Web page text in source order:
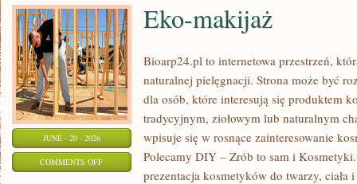
JUNE - 20 - 2026
COMMENTS OFFON
Eko-makijaż
Bioarp24.pl to internetowa przestrzeń,
naturalnej pielęgnacji. Strona może być
dla osób, które interesują się produktem
tradycyjnym, ziołowym lub naturalnym
wpisuje się w rosnące zainteresowanie
Polecamy DIY – Zrób to sam i
prezentacja kosmetyków do twarzy, ciała